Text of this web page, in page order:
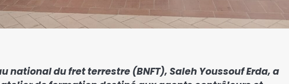
national du fret terrestre (BNFT), Saleh Youssouf Erda, a